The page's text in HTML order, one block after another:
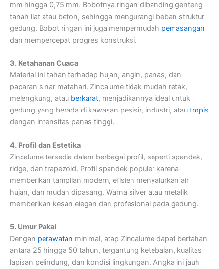
mm hingga 0,75 mm. Bobotnya ringan dibanding genteng
tanah liat atau beton, sehingga mengurangi beban struktur
gedung. Bobot ringan ini juga mempermudah pemasangan
dan mempercepat progres konstruksi.
3. Ketahanan Cuaca
Material ini tahan terhadap hujan, angin, panas, dan
paparan sinar matahari. Zincalume tidak mudah retak,
melengkung, atau berkarat, menjadikannya ideal untuk
gedung yang berada di kawasan pesisir, industri, atau tropis
dengan intensitas panas tinggi.
4. Profil dan Estetika
Zincalume tersedia dalam berbagai profil, seperti spandek,
ridge, dan trapezoid. Profil spandek populer karena
memberikan tampilan modern, efisien menyalurkan air
hujan, dan mudah dipasang. Warna silver atau metalik
memberikan kesan elegan dan profesional pada gedung.
5. Umur Pakai
Dengan perawatan minimal, atap Zincalume dapat bertahan
antara 25 hingga 50 tahun, tergantung ketebalan, kualitas
lapisan pelindung, dan kondisi lingkungan. Angka ini jauh